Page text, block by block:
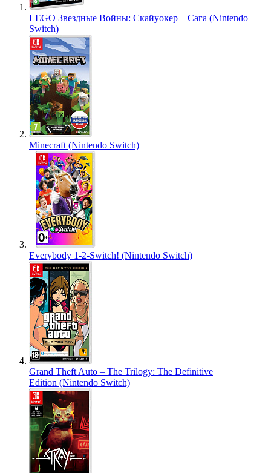
LEGO Звездные Войны: Скайуокер – Сага (Nintendo
Switch)
Minecraft (Nintendo Switch)
Everybody 1-2-Switch! (Nintendo Switch)
Grand Theft Auto – The Trilogy: The Definitive
Edition (Nintendo Switch)